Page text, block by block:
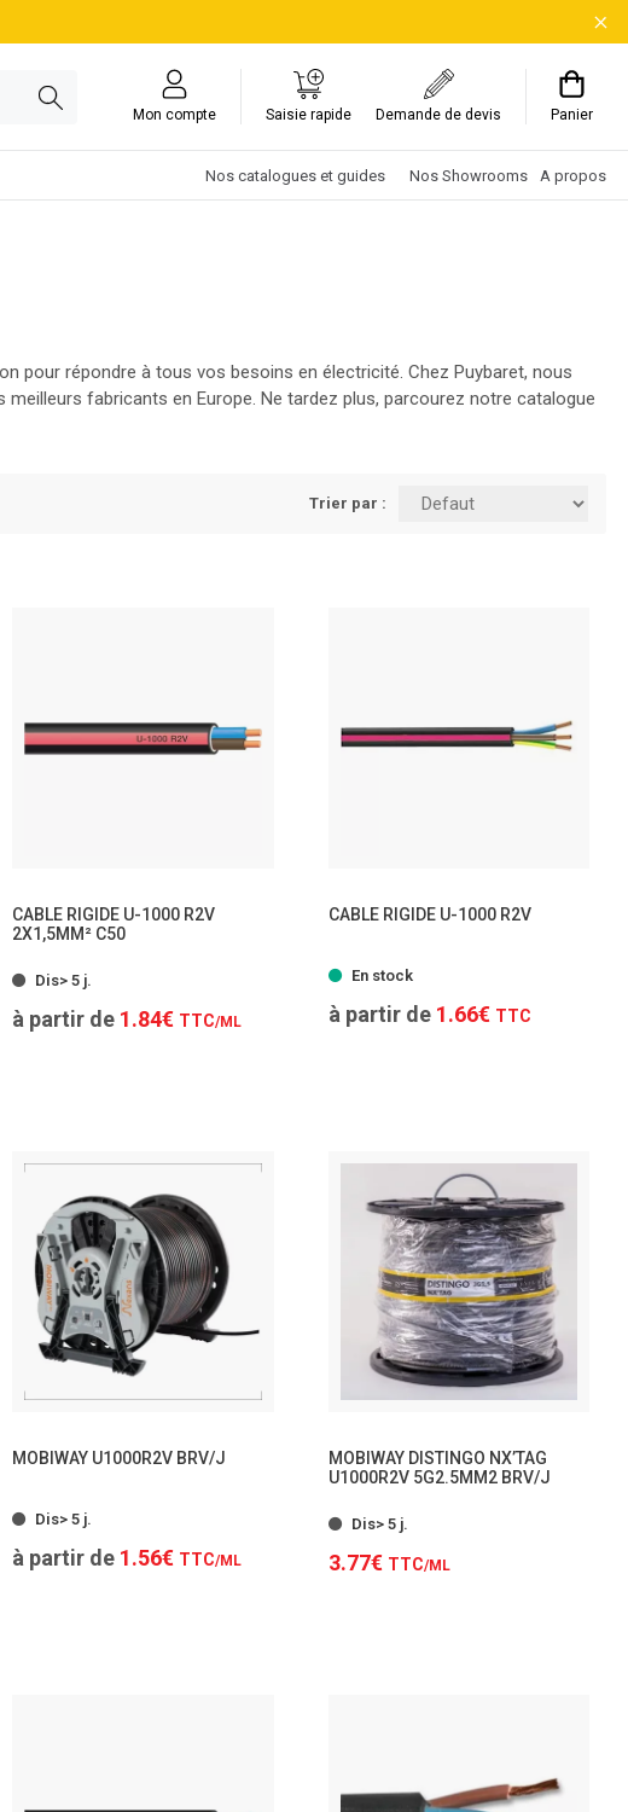
Mon compte Saisie rapide Demande de devis Panier
Nos catalogues et guides Nos Showrooms A propos
pour répondre à tous vos besoins en électricité. Chez Puybaret, nous
fabricants en Europe. Ne tardez plus, parcourez notre catalogue
Trier par :
TTC TTC
CABLE RIGIDE U-1000 R2V
2X1,5MM² C50
Dis> 5 j.
à partir de 1.84€ TTC/ML
CABLE RIGIDE U-1000 R2V
En stock
à partir de 1.66€ TTC
TTC TTC
/ML
MOBIWAY U1000R2V BRV/J
Dis> 5 j.
à partir de 1.56€ TTC/ML
MOBIWAY DISTINGO NX’TAG
U1000R2V 5G2.5MM2 BRV/J
Dis> 5 j.
3.77€ TTC/ML